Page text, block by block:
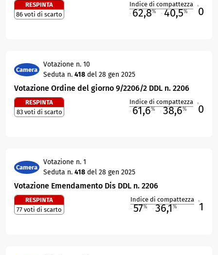
RESPINTA
86 voti di scarto
Indice di compattezza
62,8% 40,5% 0
Camera
Votazione n. 10
Seduta n. 418 del 28 gen 2025
Votazione Ordine del giorno 9/2206/2 DDL n. 2206
RESPINTA
83 voti di scarto
Indice di compattezza
61,6% 38,6% 0
Camera
Votazione n. 1
Seduta n. 418 del 28 gen 2025
Votazione Emendamento Dis DDL n. 2206
RESPINTA
77 voti di scarto
Indice di compattezza
57% 36,1% 1